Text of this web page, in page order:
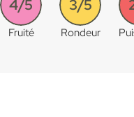
4/5
Fruité
3/5
Rondeur